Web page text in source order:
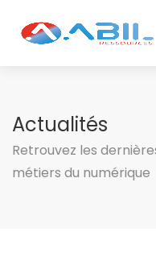
Actualités
Retrouvez les
métiers du numérique